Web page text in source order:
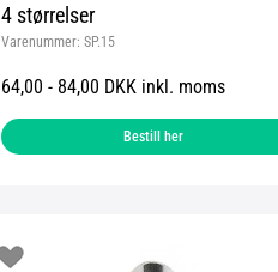
4 størrelser
Varenummer: SP.15
64,00 - 84,00 DKK inkl. moms
Bestill her